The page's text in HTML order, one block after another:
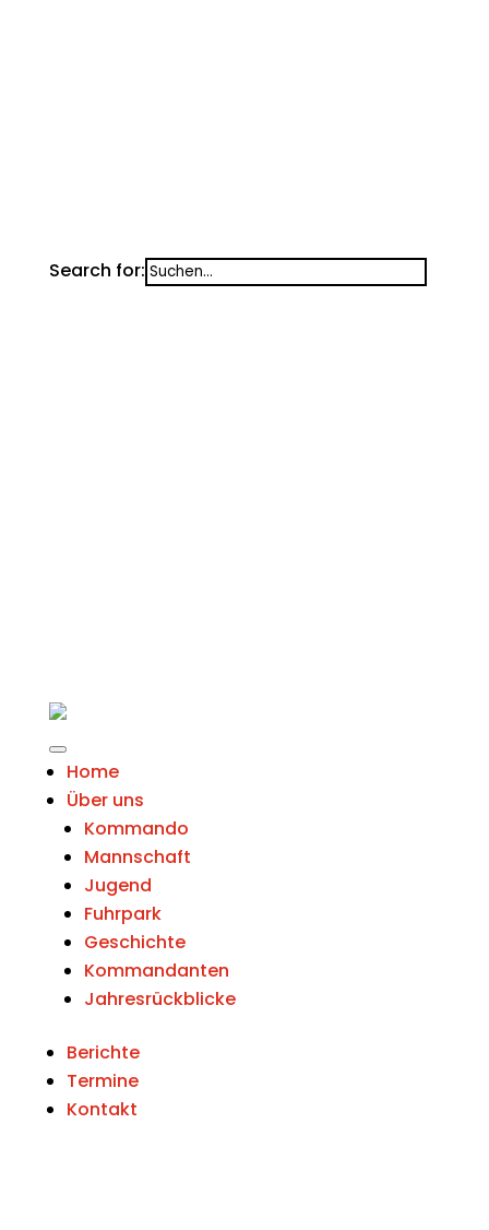
Search for:
Home
Über uns
Kommando
Mannschaft
Jugend
Fuhrpark
Geschichte
Kommandanten
Jahresrückblicke
Berichte
Termine
Kontakt